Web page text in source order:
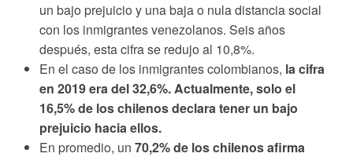
un bajo prejuicio y una baja o nula distancia social
con los inmigrantes venezolanos. Seis años
después, esta cifra se redujo al 10,8%.
En el caso de los inmigrantes colombianos, la cifra
en 2019 era del 32,6%. Actualmente, solo el
16,5% de los chilenos declara tener un bajo
prejuicio hacia ellos.
En promedio, un 70,2% de los chilenos afirma